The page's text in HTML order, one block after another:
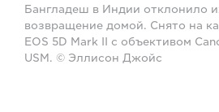
Бангладеш в Индии отклонило
возвращение домой. Снято на
EOS 5D Mark II с объективом
USM. © Эллисон Джойс